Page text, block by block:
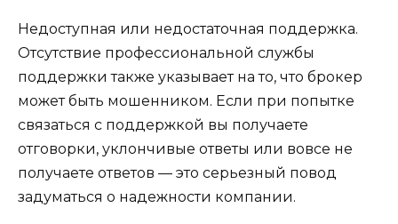
Недоступная или недостаточная поддержка.
Отсутствие профессиональной службы
поддержки также указывает на то, что брокер
может быть мошенником. Если при попытке
связаться с поддержкой вы получаете
отговорки, уклончивые ответы или вовсе не
получаете ответов — это серьезный повод
задуматься о надежности компании.